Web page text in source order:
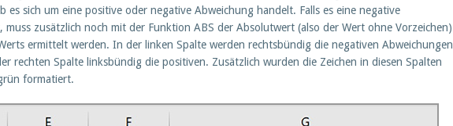
es sich um eine positive oder negative Abweichung handelt. Falls es eine negative
muss zusätzlich noch mit der Funktion ABS der Absolutwert (also der Wert ohne Vorzeichen)
ermittelt werden. In der linken Spalte werden rechtsbündig die negativen Abweichungen
rechten Spalte linksbündig die positiven. Zusätzlich wurden die Zeichen in diesen Spalten
formatiert.